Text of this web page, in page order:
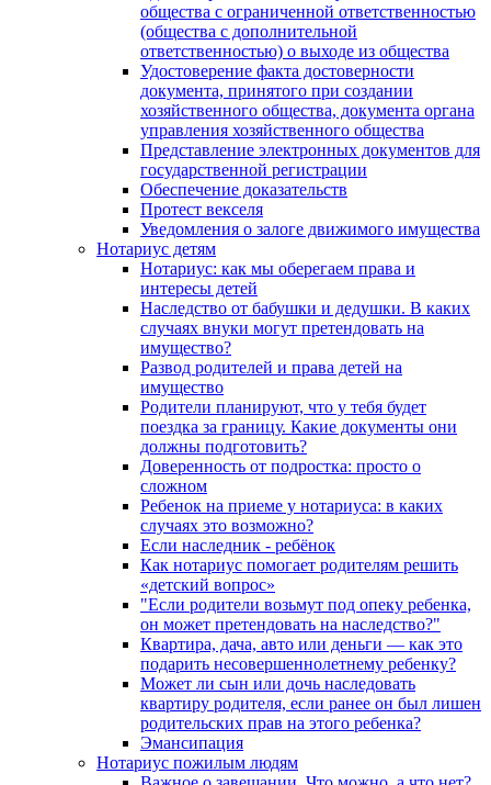
общества с ограниченной ответственностью
(общества с дополнительной
ответственностью) о выходе из общества
Удостоверение факта достоверности
документа, принятого при создании
хозяйственного общества, документа органа
управления хозяйственного общества
Представление электронных документов для
государственной регистрации
Обеспечение доказательств
Протест векселя
Уведомления о залоге движимого имущества
Нотариус детям
Нотариус: как мы оберегаем права и
интересы детей
Наследство от бабушки и дедушки. В каких
случаях внуки могут претендовать на
имущество?
Развод родителей и права детей на
имущество
Родители планируют, что у тебя будет
поездка за границу. Какие документы они
должны подготовить?
Доверенность от подростка: просто о
сложном
Ребенок на приеме у нотариуса: в каких
случаях это возможно?
Если наследник - ребёнок
Как нотариус помогает родителям решить
«детский вопрос»
"Если родители возьмут под опеку ребенка,
он может претендовать на наследство?"
Квартира, дача, авто или деньги — как это
подарить несовершеннолетнему ребенку?
Может ли сын или дочь наследовать
квартиру родителя, если ранее он был лишен
родительских прав на этого ребенка?
Эмансипация
Нотариус пожилым людям